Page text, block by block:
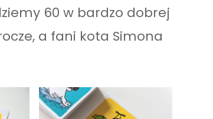
60 w bardzo dobrej
a fani kota Simona